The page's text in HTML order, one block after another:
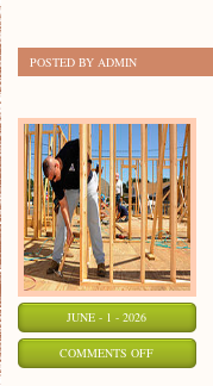
POSTED BY ADMIN
JUNE - 1 - 2026
COMMENTS OFFON